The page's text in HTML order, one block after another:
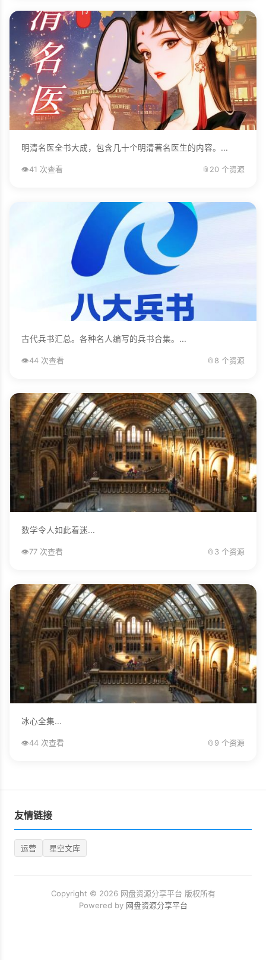
明清名医全书大成，包含几十个明清著名医生的内容。...
👁️41 次查看 📎 20 个资源
古代兵书汇总。各种名人编写的兵书合集。...
👁️44 次查看 📎 8 个资源
数学令人如此着迷...
👁️77 次查看 📎 3 个资源
冰心全集...
👁️44 次查看 📎 9 个资源
友情链接
运营 星空文库
Copyright © 2026 网盘资源分享平台 版权所有
Powered by 网盘资源分享平台